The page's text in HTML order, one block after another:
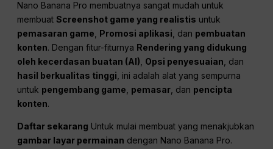
Nano Banana Pro membuatnya sangat mudah untuk
membuatScreenshot game yang realistis untuk
pemasaran game Promosi aplikasi , dan pembuatan
konten. Dengan fitur-fiturnya Rendering yang didukung
oleh kecerdasan buatan (AI) Opsi penyesuaian , dan
hasil berkualitas tinggi , ini adalah alat yang sempurna
untuk pengembang game pemasar , dan pencipta
konten.
Daftar sekarang Untuk mulai membuat yang menakjubkan
gambar layar permainan dengan Nano Banana Pro.